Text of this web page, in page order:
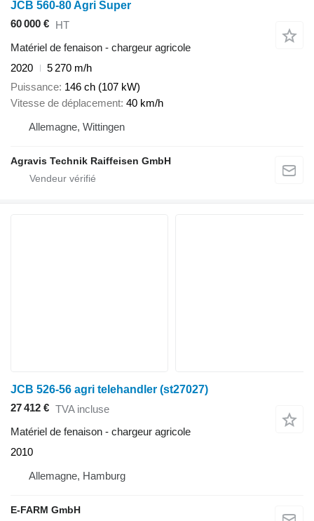
JCB 560-80 Agri Super
60 000 € HT
Matériel de fenaison - chargeur agricole
2020
5 270 m/h
Puissance 146 ch (107 kW)
Vitesse de déplacement 40 km/h
Allemagne, Wittingen
Agravis Technik Raiffeisen GmbH
JCB 526-56 agri telehandler (st27027)
27 412 € TVA incluse
Matériel de fenaison - chargeur agricole
2010
Allemagne, Hamburg
E-FARM GmbH